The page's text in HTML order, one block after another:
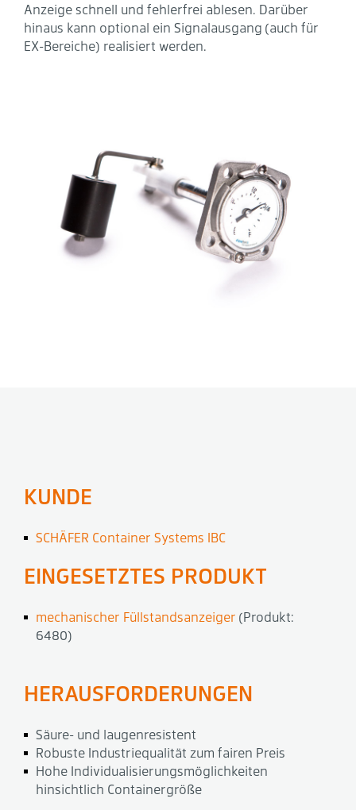
Anzeige schnell und fehlerfrei ablesen. Darüber
hinaus kann optional ein Signalausgang (auch für
EX-Bereiche) realisiert werden.
KUNDE
SCHÄFER Container Systems IBC
EINGESETZTES PRODUKT
mechanischer Füllstandsanzeiger (Produkt:
6480)
HERAUSFORDERUNGEN
Säure- und laugenresistent
Robuste Industriequalität zum fairen Preis
Hohe Individualisierungsmöglichkeiten
hinsichtlich Containergröße